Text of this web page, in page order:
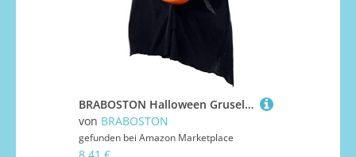
BRABOSTON Halloween Gruseliger Horror Kürbis für Kopf für Festival Cosplay Kostüm Maskerade Partys Karneval Geschenke Unisex Kürbiskopf Niedlich mit Kapuze
von BRABOSTON
gefunden bei Amazon Marketplace